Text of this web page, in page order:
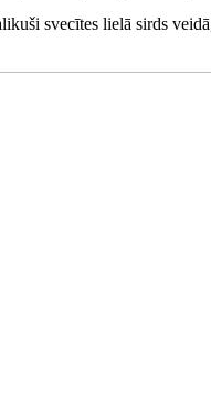
svecītes lielā sirds